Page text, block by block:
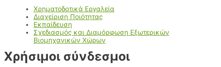
Χρηματοδοτικά Εργαλεία
Διαχείριση Ποιότητας
Εκπαίδευση
Σχεδιασμός και Διαμόρφωση Εξωτερικών
Βιομηχανικών Χώρων
Χρήσιμοι σύνδεσμοι